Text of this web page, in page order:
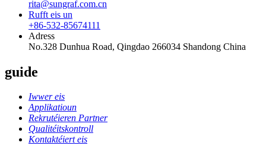
rita@sungraf.com.cn
Rufft eis un
+86-532-85674111
Adress
No.328 Dunhua Road, Qingdao 266034 Shandong China
guide
Iwwer eis
Applikatioun
Rekrutéieren Partner
Qualitéitskontroll
Kontaktéiert eis